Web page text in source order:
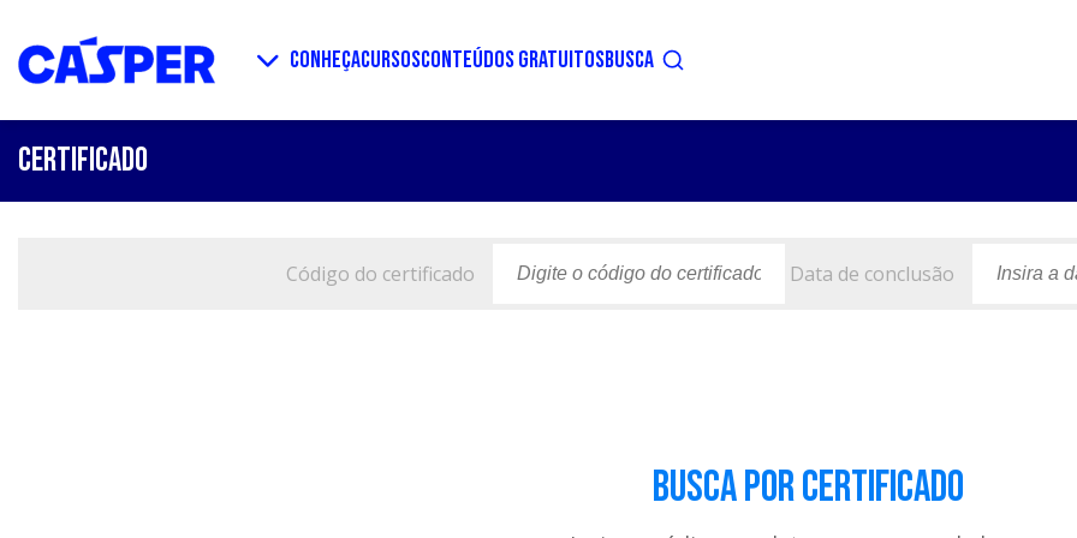
CONHEÇACURSOSCONTEÚDOS GRATUITOSBUSCA
CERTIFICADO
Código do certificado Data de conclusão
Busca por Certificado